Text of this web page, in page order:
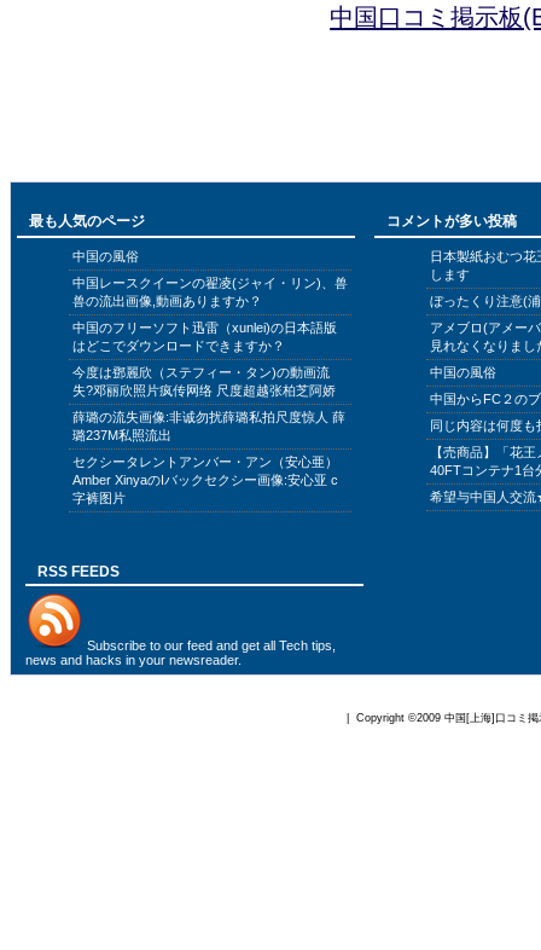
中国口コミ掲示板
最も人気のページ
中国の風俗
中国レースクイーンの翟凌(ジャイ・リン)、兽
兽の流出画像,動画ありますか？
中国のフリーソフト迅雷（xunlei)の日本語版
はどこでダウンロードできますか？
今度は鄧麗欣（ステフィー・タン)の動画流
失?邓丽欣照片疯传网络 尺度超越张柏芝阿娇
薛璐の流失画像:非诚勿扰薛璐私拍尺度惊人 薛
璐237M私照流出
セクシータレントアンバー・アン（安心亜）
Amber XinyaのIバックセクシー画像:安心亚 c
字裤图片
コメントが多い投稿
日本製紙おむつ
します
ぼったくり注意(
アメブロ(アメー
見れなくなりまし
中国の風俗
中国からFC２の
同じ内容は何度
【売商品】「花
40FTコンテナ1台
希望与中国人交
RSS FEEDS
Subscribe to our feed and get all Tech tips,
news and hacks in your newsreader.
| Copyright ©2009 中国[上海]口コミ掲